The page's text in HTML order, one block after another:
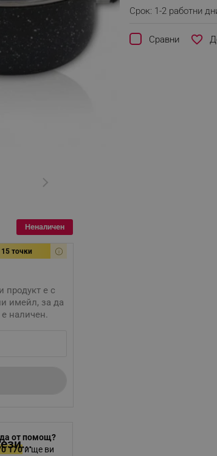
Срок: 1-2 работни
Сравни favorite_border
Неналичен
15 точки
от помощ?
170и ще ви
продукт е с
имейл, за да
наличен.